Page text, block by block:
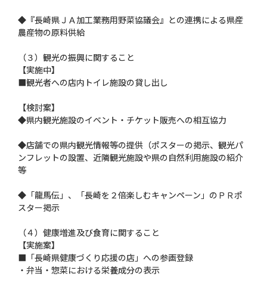
◆『長崎県ＪＡ加工業務用野菜協議会』との連携による県産
農産物の原料供給
（３）観光の振興に関すること
【実施中】
■観光者への店内トイレ施設の貸し出し
【検討案】
◆県内観光施設のイベント・チケット販売への相互協力
◆店舗での県内観光情報等の提供（ポスターの掲示、観光パ
ンフレットの設置、近隣観光施設や県の自然利用施設の紹介
等
◆「龍馬伝」、「長崎を２倍楽しむキャンペーン」のＰＲポ
スター掲示
（４）健康増進及び食育に関すること
【実施案】
■「長崎県健康づくり応援の店」への参画登録
・弁当・惣菜における栄養成分の表示